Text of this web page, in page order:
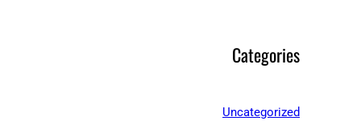
Categories
Uncategorized